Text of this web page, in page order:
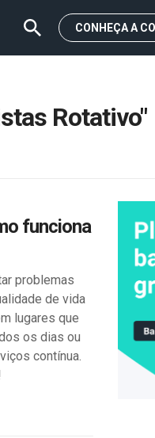
CONHEÇA A
Rotativo"
funciona
problemas
de vida
lugares que
os dias ou
contínua.